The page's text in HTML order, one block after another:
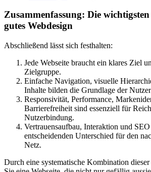
Zusammenfassung: Die
gutes Webdesign
Abschließend lässt sich festhalten:
Jede Webseite braucht ein klares Ziel
Zielgruppe.
Einfache Navigation, visuelle
Inhalte bilden die Grundlage der
Responsivität, Performance,
Barrierefreiheit sind essenziell für
Nutzerbindung.
Vertrauensaufbau, Interaktion und
entscheidenden Unterschied für den
Netz.
Durch eine systematische Kombination